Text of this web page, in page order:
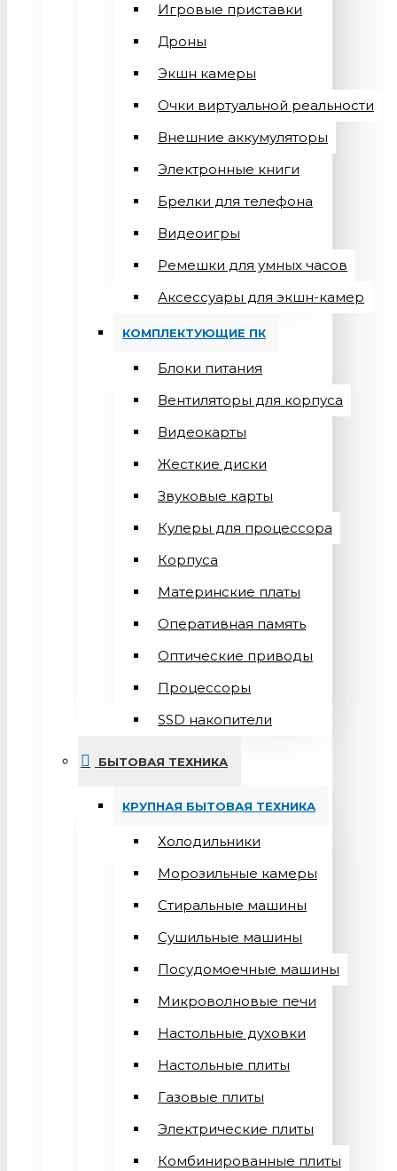
Игровые приставки
Дроны
Экшн камеры
Очки виртуальной реальности
Внешние аккумуляторы
Электронные книги
Брелки для телефона
Видеоигры
Ремешки для умных часов
Аксессуары для экшн-камер
КОМПЛЕКТУЮЩИЕ ПК
Блоки питания
Вентиляторы для корпуса
Видеокарты
Жесткие диски
Звуковые карты
Кулеры для процессора
Корпуса
Материнские платы
Оперативная память
Оптические приводы
Процессоры
SSD накопители
БЫТОВАЯ ТЕХНИКА
КРУПНАЯ БЫТОВАЯ ТЕХНИКА
Холодильники
Морозильные камеры
Стиральные машины
Сушильные машины
Посудомоечные машины
Микроволновые печи
Настольные духовки
Настольные плиты
Газовые плиты
Электрические плиты
Комбинированные плиты